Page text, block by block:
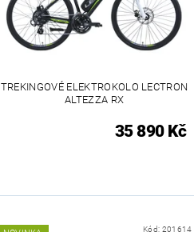
TREKINGOVÉ ELEKTROKOLO LECTRON
ALTEZZA RX
35 890 Kč
Kód: 201614